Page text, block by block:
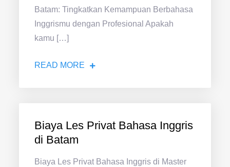
Batam: Tingkatkan Kemampuan Berbahasa
Inggrismu dengan Profesional Apakah
kamu […]
READ MORE
Biaya Les Privat Bahasa Inggris
di Batam
Biaya Les Privat Bahasa Inggris di Master